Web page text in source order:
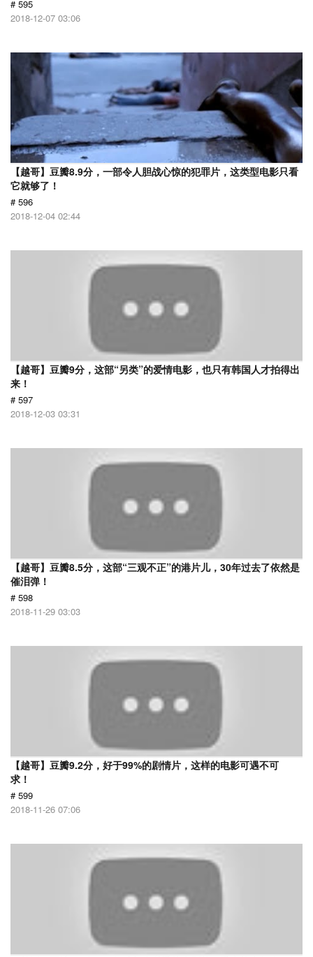
# 595
2018-12-07 03:06
【越哥】豆瓣8.9分，一部令人胆战心惊的犯罪片，这类型电影只看
它就够了！
# 596
2018-12-04 02:44
【越哥】豆瓣9分，这部“另类”的爱情电影，也只有韩国人才拍得出
来！
# 597
2018-12-03 03:31
【越哥】豆瓣8.5分，这部“三观不正”的港片儿，30年过去了依然是
催泪弹！
# 598
2018-11-29 03:03
【越哥】豆瓣9.2分，好于99%的剧情片，这样的电影可遇不可
求！
# 599
2018-11-26 07:06